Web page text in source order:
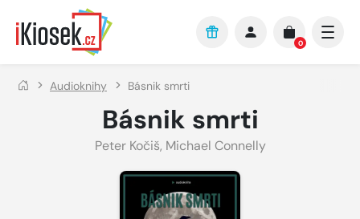
Přejít na hlavní obsah
0
Audioknihy Básnik smrti
Básnik smrti
Peter Kočiš, Michael Connelly